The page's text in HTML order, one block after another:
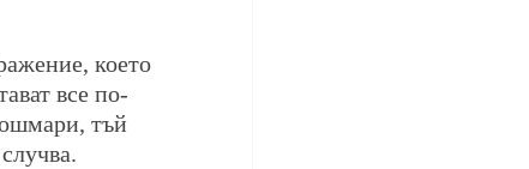
което
все по-
тъй